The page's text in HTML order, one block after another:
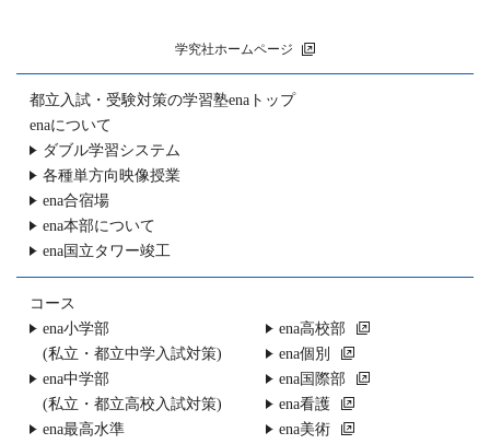
学究社ホームページ
都立入試・受験対策の学習塾enaトップ
enaについて
ダブル学習システム
各種単方向映像授業
ena合宿場
ena本部について
ena国立タワー竣工
コース
ena小学部
(私立・都立中学入試対策)
ena中学部
(私立・都立高校入試対策)
ena最高水準
ena高校部
ena個別
ena国際部
ena看護
ena美術